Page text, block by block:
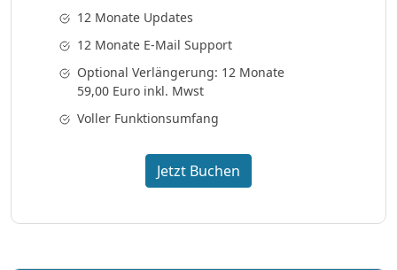
12 Monate Updates
12 Monate E-Mail Support
Optional Verlängerung: 12 Monate
59,00 Euro inkl. Mwst
Voller Funktionsumfang
Jetzt Buchen